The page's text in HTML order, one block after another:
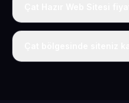
Tek fiyat uygulanır: yıllık